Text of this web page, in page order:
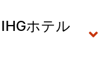
ホテル